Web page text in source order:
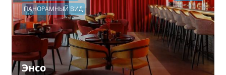
ПАНОРАМНЫЙ ВИД
Энсо